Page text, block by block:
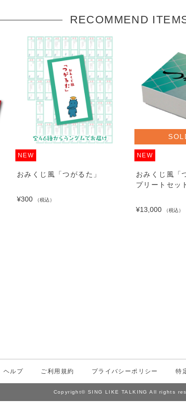
RECOMMEND
NEW
おみくじ風「つがるた」
¥300 （税込）
NEW
おみくじ風「
プリートセッ
¥13,000 （税込）
ヘルプ ご利用規約 プライバシーポリシー 特
Copyright© SING LIKE TALKING All rights